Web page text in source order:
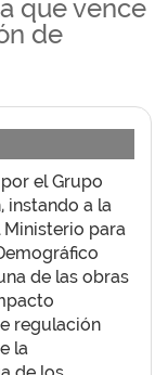
que vence
de
el Grupo
instando a la
Ministerio para
de las obras
regulación
la